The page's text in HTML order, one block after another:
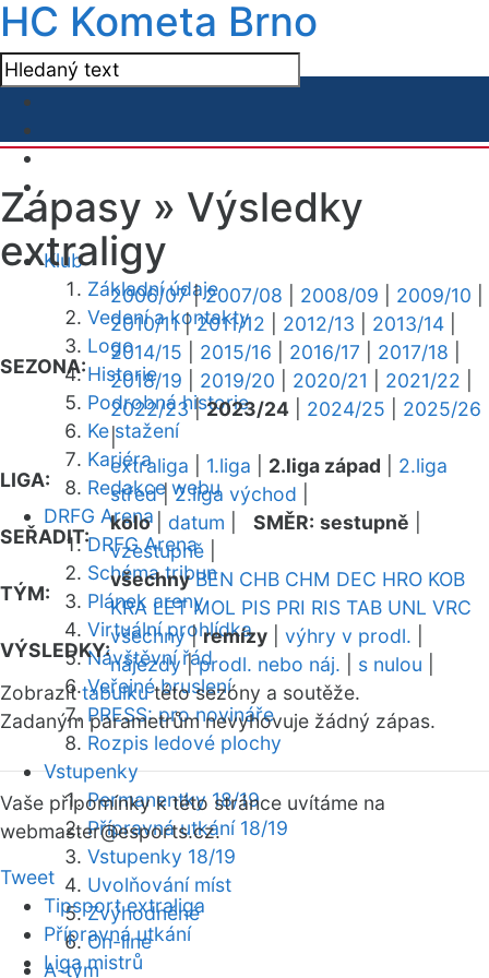
HC Kometa Brno
Klub
Základní údaje
Vedení a kontakty
Logo
Historie
Podrobná historie
Ke stažení
Kariéra
Redakce webu
DRFG Arena
DRFG Arena
Schéma tribun
Plánek areny
Virtuální prohlídka
Návštěvní řád
Veřejné bruslení
PRESS: pro novináře
Rozpis ledové plochy
Vstupenky
Permanentky 18/19
Přípravná utkání 18/19
Vstupenky 18/19
Uvolňování míst
Zvýhodněné
On-line
A-tým
Zápasy » Výsledky
extraligy
SEZONA:
2006/07|2007/08 2008/09 2009/10
2010/11|2011/12 2012/13 2013/14
2014/15
2015/16 2016/17 2017/18
2018/19
2019/20 2020/21 2021/22
2022/23|2023/24 2024/25
2025/26
|
LIGA:
extraliga 1.liga 2.liga západ
2.liga
střed|2.liga východ
SEŘADIT:
kolo| datum SMĚR: sestupně
vzestupně
TÝM:
všechny BEN CHB CHM DEC HRO KOB
KRA LET MOL PIS PRI RIS TAB UNL VRC
VÝSLEDKY:
všechny|remízy výhry v prodl.
nájezdy|prodl. nebo náj. s nulou
Zobrazittabulkutéto sezóny a soutěže.
Zadaným parametrům nevyhovuje žádný zápas.
Vaše připomínky k této stránce uvítáme na
webmaster@esports.cz.
Tweet
Tipsport extraliga
Přípravná utkání
Liga mistrů